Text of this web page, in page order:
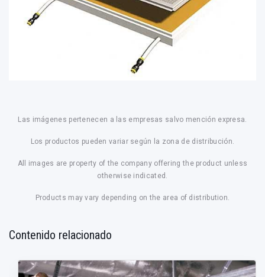
Las imágenes pertenecen a las empresas salvo mención expresa.
Los productos pueden variar según la zona de distribución.
All images are property of the company offering the product unless
otherwise indicated.
Products may vary depending on the area of distribution.
Contenido relacionado